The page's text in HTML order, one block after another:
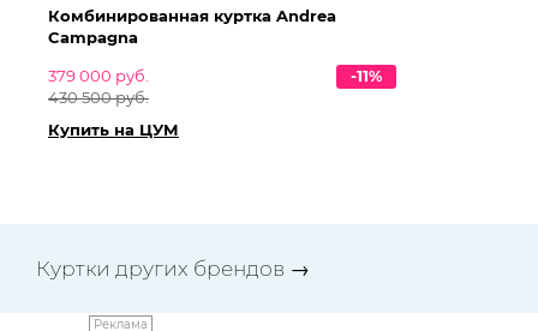
Комбинированная куртка Andrea
Campagna
379 000 руб.
430 500 руб.
-11%
Купить на ЦУМ
Куртки других брендов →
Реклама